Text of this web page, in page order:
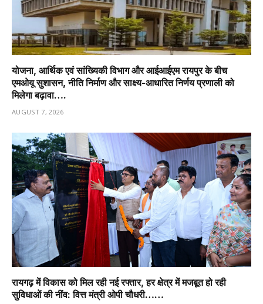
योजना, आर्थिक एवं सांख्यिकी विभाग और आईआईएम रायपुर के बीच
एमओयू सुशासन, नीति निर्माण और साक्ष्य-आधारित निर्णय प्रणाली को
मिलेगा बढ़ावा….
AUGUST 7, 2026
रायगढ़ में विकास को मिल रही नई रफ्तार, हर क्षेत्र में मजबूत हो रही
सुविधाओं की नींव: वित्त मंत्री ओपी चौधरी……